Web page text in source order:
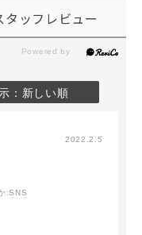
タッフレビュー
：新しい順
2022.2.5
:SNS